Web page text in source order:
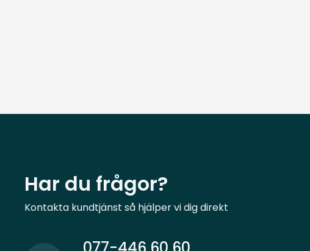
Har du frågor?
Kontakta kundtjänst så hjälper vi dig direkt